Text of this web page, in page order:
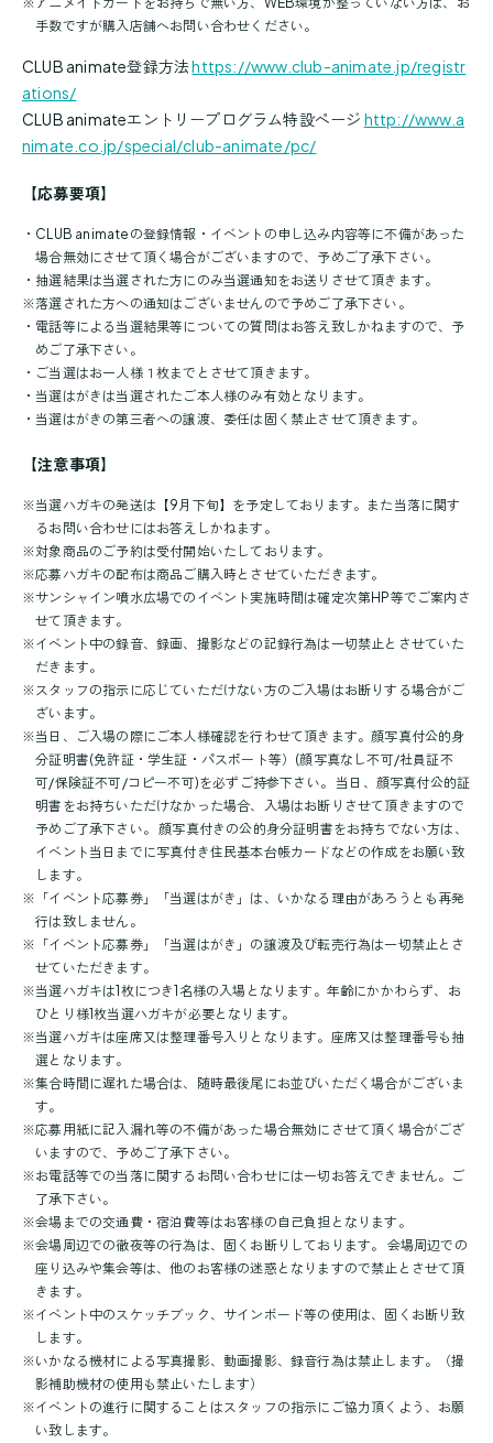
手数ですが購入店舗へお問い合わせください。
CLUB animate登録方法https://www.club-animate.jp/registr
ations/
CLUB animateエントリープログラム特設ページ http://www.a
nimate.co.jp/special/club-animate/pc/
【応募要項】
・ CLUB animateの登録情報・イベントの申し込み内容等に不備があった
場合無効にさせて頂く場合がございますので、予めご了承下さい。
・ 抽選結果は当選された方にのみ当選通知をお送りさせて頂きます。
※落選された方への通知はございませんので予めご了承下さい。
・ 電話等による当選結果等についての質問はお答え致しかねますので、予
めご了承下さい。
・ ご当選はお一人様１枚までとさせて頂きます。
・ 当選はがきは当選されたご本人様のみ有効となります。
・ 当選はがきの第三者への譲渡、委任は固く禁止させて頂きます。
【注意事項】
※当選ハガキの発送は【9月下旬】を予定しております。また当落に関す
るお問い合わせにはお答えしかねます。
※対象商品のご予約は受付開始いたしております。
※応募ハガキの配布は商品ご購入時とさせていただきます。
※サンシャイン噴水広場でのイベント実施時間は確定次第HP等でご案内さ
せて頂きます。
※イベント中の録音、録画、撮影などの記録行為は一切禁止とさせていた
だきます。
※スタッフの指示に応じていただけない方のご入場はお断りする場合がご
ざいます。
※当日、ご入場の際にご本人様確認を行わせて頂きます。顔写真付公的身
分証明書(免許証・学生証・パスポート等）(顔写真なし不可/社員証不
可/保険証不可/コピー不可)を必ずご持参下さい。 当日、顔写真付公的証
明書をお持ちいただけなかった場合、入場はお断りさせて頂きますので
予めご了承下さい。 顔写真付きの公的身分証明書をお持ちでない方は、
イベント当日までに写真付き住民基本台帳カードなどの作成をお願い致
します。
※ 「イベント応募券」「当選はがき」は、いかなる理由があろうとも再発
行は致しません。
※ 「イベント応募券」「当選はがき」の譲渡及び転売行為は一切禁止とさ
せていただきます。
※当選ハガキは1枚につき1名様の入場となります。年齢にかかわらず、お
ひとり様1枚当選ハガキが必要となります。
※当選ハガキは座席又は整理番号入りとなります。座席又は整理番号も抽
選となります。
※集合時間に遅れた場合は、随時最後尾にお並びいただく場合がございま
す。
※応募用紙に記入漏れ等の不備があった場合無効にさせて頂く場合がござ
いますので、予めご了承下さい。
※お電話等での当落に関するお問い合わせには一切お答えできません。ご
了承下さい。
※会場までの交通費・宿泊費等はお客様の自己負担となります。
※会場周辺での徹夜等の行為は、固くお断りしております。 会場周辺での
座り込みや集会等は、他のお客様の迷惑となりますので禁止とさせて頂
きます。
※イベント中のスケッチブック、サインボード等の使用は、固くお断り致
します。
※いかなる機材による写真撮影、動画撮影、録音行為は禁止します。（撮
影補助機材の使用も禁止いたします）
※イベントの進行に関することはスタッフの指示にご協力頂くよう、お願
い致します。